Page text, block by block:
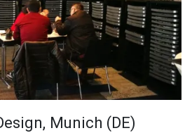
Munich (DE)